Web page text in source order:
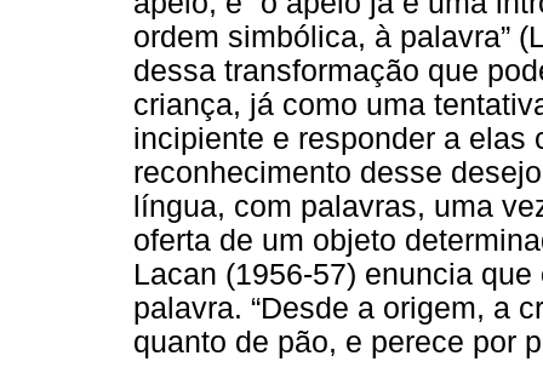
ordem simbólica, à palavra”
dessa transformação que
criança, já como uma
incipiente e responder a elas
reconhecimento desse
língua, com palavras, uma
oferta de um objeto
Lacan (1956-57) enuncia
palavra. “Desde a origem, a
quanto de pão, e perece por